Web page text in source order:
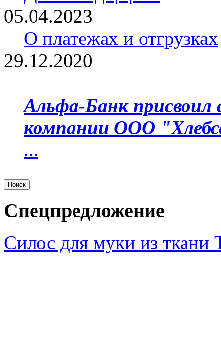
05.04.2023
О платежах и отгрузках
29.12.2020
Альфа-Банк присвоил
компании ООО
...
Спецпредложение
Силос для муки из ткани